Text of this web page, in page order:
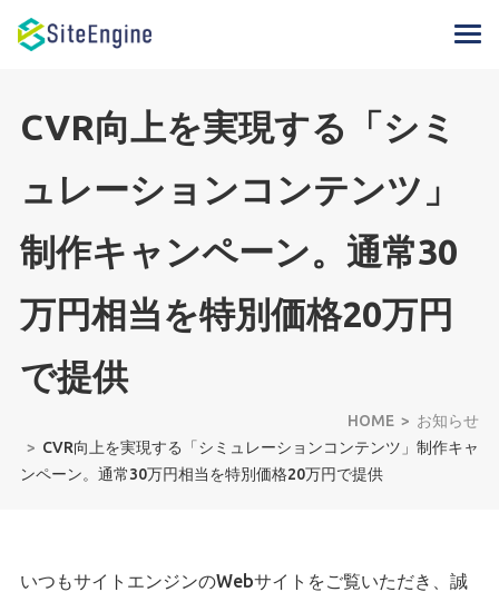
CVR向上を実現する「シミ
ュレーションコンテンツ」
制作キャンペーン。通常30
万円相当を特別価格20万円
で提供
HOME
お知らせ
CVR向上を実現する「シミュレーションコンテンツ」制作キャ
ンペーン。通常30万円相当を特別価格20万円で提供
いつもサイトエンジンのWebサイトをご覧いただき、誠